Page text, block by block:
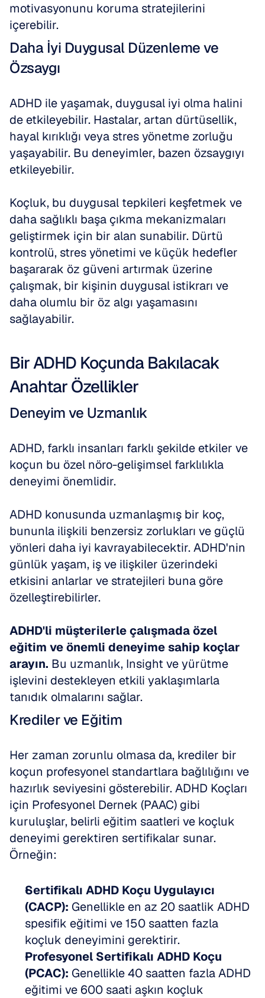
motivasyonunu koruma stratejilerini
içerebilir.
Daha İyi Duygusal Düzenleme ve
Özsaygı
ADHD ile yaşamak, duygusal iyi olma halini
de etkileyebilir. Hastalar, artan dürtüsellik,
hayal kırıklığı veya stres yönetme zorluğu
yaşayabilir. Bu deneyimler, bazen özsaygıyı
etkileyebilir.
Koçluk, bu duygusal tepkileri keşfetmek ve
daha sağlıklı başa çıkma mekanizmaları
geliştirmek için bir alan sunabilir. Dürtü
kontrolü, stres yönetimi ve küçük hedefler
başararak öz güveni artırmak üzerine
çalışmak, bir kişinin duygusal istikrarı ve
daha olumlu bir öz algı yaşamasını
sağlayabilir.
Bir ADHD Koçunda Bakılacak
Anahtar Özellikler
Deneyim ve Uzmanlık
ADHD, farklı insanları farklı şekilde etkiler ve
koçun bu özel nöro-gelişimsel farklılıkla
deneyimi önemlidir.
ADHD konusunda uzmanlaşmış bir koç,
bununla ilişkili benzersiz zorlukları ve güçlü
yönleri daha iyi kavrayabilecektir. ADHD'nin
günlük yaşam, iş ve ilişkiler üzerindeki
etkisini anlarlar ve stratejileri buna göre
özelleştirebilirler.
ADHD'li müşterilerle çalışmada özel
eğitim ve önemli deneyime sahip koçlar
arayın. Bu uzmanlık, Insight ve yürütme
işlevini destekleyen etkili yaklaşımlarla
tanıdık olmalarını sağlar.
Krediler ve Eğitim
Her zaman zorunlu olmasa da, krediler bir
koçun profesyonel standartlara bağlılığını ve
hazırlık seviyesini gösterebilir. ADHD Koçları
için Profesyonel Dernek (PAAC) gibi
kuruluşlar, belirli eğitim saatleri ve koçluk
deneyimi gerektiren sertifikalar sunar.
Örneğin:
Sertifikalı ADHD Koçu Uygulayıcı
(CACP): Genellikle en az 20 saatlik ADHD
spesifik eğitimi ve 150 saatten fazla
koçluk deneyimini gerektirir.
Profesyonel Sertifikalı ADHD Koçu
(PCAC): Genellikle 40 saatten fazla ADHD
eğitimi ve 600 saati aşkın koçluk